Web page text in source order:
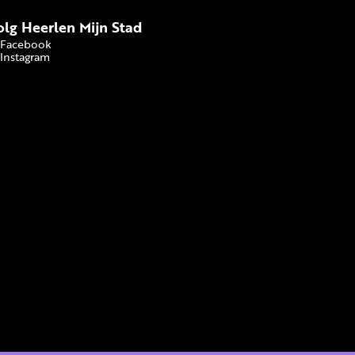
Heerlen Mijn Stad
Facebook
Instagram